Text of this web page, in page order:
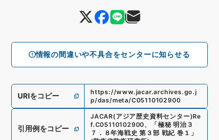
情報の間違いや不具合をセンターに知らせる
URIをコピー
https://www.jacar.archives.go.j
p/das/meta/C05110102900
引用例をコピー
JACAR(アジア歴史資料センター)Re
f.C05110102900、
「極秘 明治３
７．８年海戦史 第３部 戦紀 巻１」